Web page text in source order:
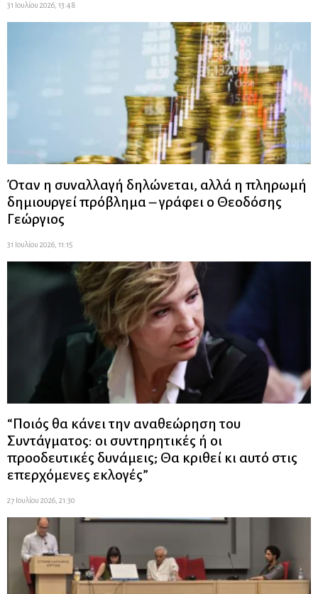
31 Ιουλίου 2026, 13:48
Όταν η συναλλαγή δηλώνεται, αλλά η πληρωμή
δημιουργεί πρόβλημα – γράφει ο Θεοδόσης
Γεώργιος
31 Ιουλίου 2026, 11:15
“Ποιός θα κάνει την αναθεώρηση του
Συντάγματος: οι συντηρητικές ή οι
προοδευτικές δυνάμεις; Θα κριθεί κι αυτό στις
επερχόμενες εκλογές”
27 Ιουλίου 2026, 21:30